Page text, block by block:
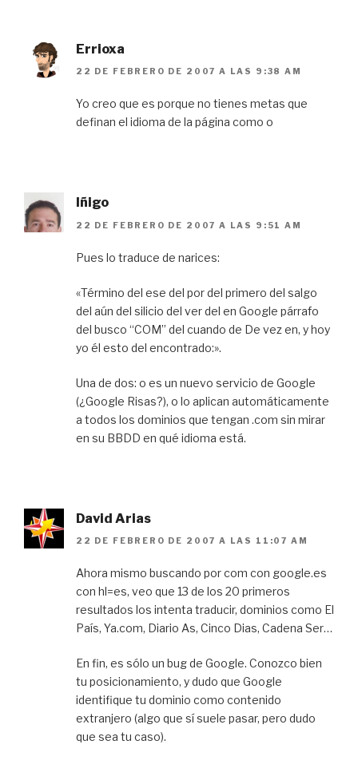
Errioxa
22 DE FEBRERO DE 2007 A LAS 9:38 AM
Yo creo que es porque no tienes metas que
definan el idioma de la página como o
Iñigo
22 DE FEBRERO DE 2007 A LAS 9:51 AM
Pues lo traduce de narices:
«Término del ese del por del primero del salgo
del aún del silicio del ver del en Google párrafo
del busco “COM” del cuando de De vez en, y hoy
yo él esto del encontrado:».
Una de dos: o es un nuevo servicio de Google
(¿Google Risas?), o lo aplican automáticamente
a todos los dominios que tengan .com sin mirar
en su BBDD en qué idioma está.
David Arias
22 DE FEBRERO DE 2007 A LAS 11:07 AM
Ahora mismo buscando por com con google.es
con hl=es, veo que 13 de los 20 primeros
resultados los intenta traducir, dominios como El
País, Ya.com, Diario As, Cinco Dias, Cadena Ser…
En fin, es sólo un bug de Google. Conozco bien
tu posicionamiento, y dudo que Google
identifique tu dominio como contenido
extranjero (algo que sí suele pasar, pero dudo
que sea tu caso).